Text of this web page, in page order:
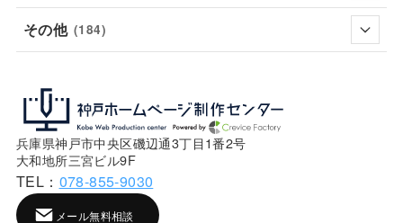
その他 (184)
兵庫県神戸市中央区磯辺通3丁目1番2号
大和地所三宮ビル9F
TEL： 078-855-9030
メール無料相談